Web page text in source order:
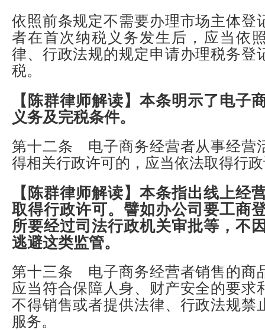
依照前条规定不需要办理市场主体登
者在首次纳税义务发生后，应当依
律、行政法规的规定申请办理税务登
税。
【陈群律师解读】 本条明示了电子
义务及完税条件。
第十二条 电子商务经营者从事经营
得相关行政许可的，应当依法取得行
【陈群律师解读】 本条指出线上经
取得行政许可。譬如办公司要工商
所要经过司法行政机关审批等，不
逃避这类监管。
第十三条 电子商务经营者销售的商
应当符合保障人身、财产安全的要求
不得销售或者提供法律、行政法规禁
服务。